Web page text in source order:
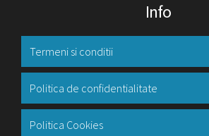
Info
Termeni si conditii
Politica de confidentialitate
Politica Cookies